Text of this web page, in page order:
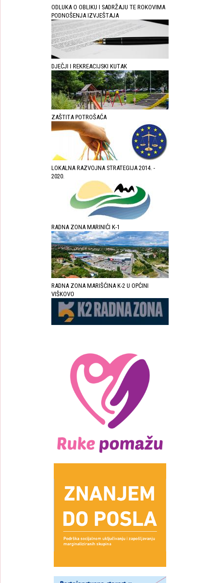
ODLUKA O OBLIKU I SADRŽAJU TE ROKOVIMA
PODNOŠENJA IZVJEŠTAJA
DJEČJI I REKREACIJSKI KUTAK
ZAŠTITA POTROŠAĆA
LOKALNA RAZVOJNA STRATEGIJA 2014. -
2020.
RADNA ZONA MARINIĆI K-1
RADNA ZONA MARIŠĆINA K-2 U OPĆINI
VIŠKOVO